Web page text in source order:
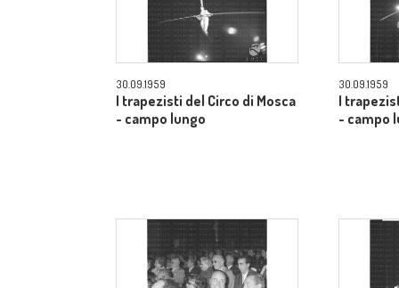
30.09.1959
I trapezisti del Circo di Mosca
- campo lungo
30.09.1959
I
- campo